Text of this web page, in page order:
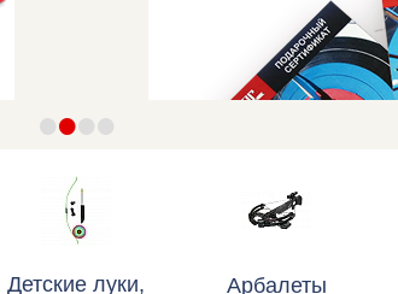
••••
Детские луки, Арбалеты